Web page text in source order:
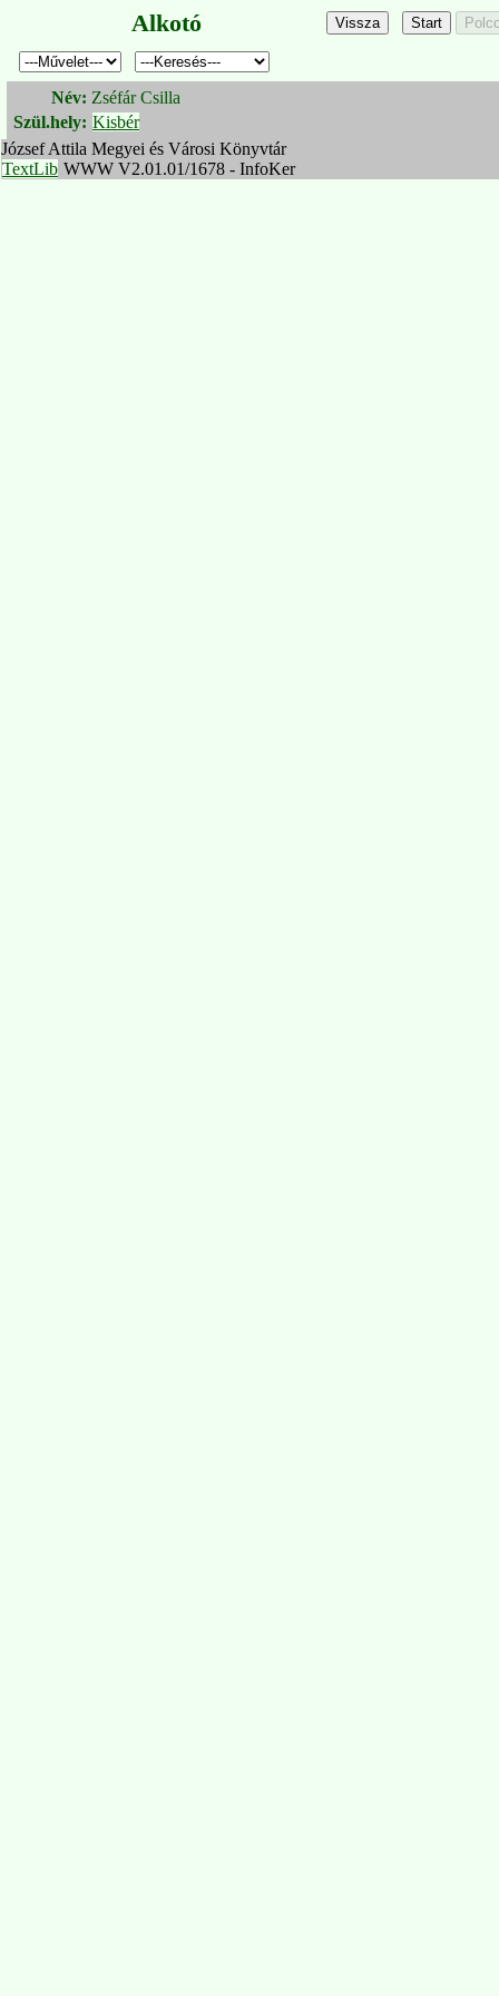
Alkotó
Név: Zséfár Csilla
Szül.hely: Kisbér
József Attila Megyei és Városi Könyvtár
TextLib WWW V2.01.01/1678 - InfoKer